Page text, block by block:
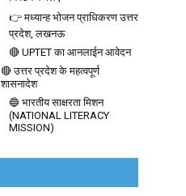
👉 मध्यान्ह भोजन प्राधिकरण उत्तर
प्रदेश, लखनऊ
🔴 UPTET का आनलाईन आवेदन
🔴 उत्तर प्रदेश के महत्वपूर्ण
शासनादेश
🔵 भारतीय साक्षरता मिशन
(NATIONAL LITERACY
MISSION)